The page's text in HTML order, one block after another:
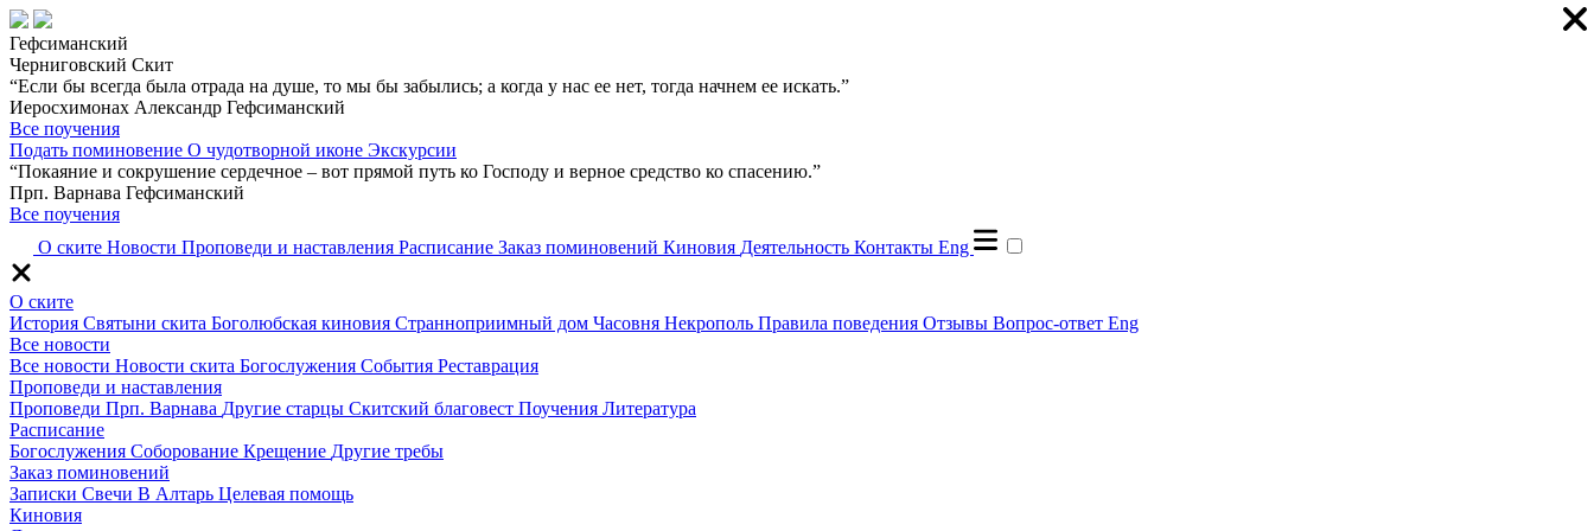
Гефсиманский
Черниговский Скит
“Если бы всегда была отрада на душе, то мы бы забылись; а когда у нас ее нет, тогда начнем ее искать.”
Иеросхимонах Александр Гефсиманский
Все поучения
Подать поминовение О чудотворной иконе Экскурсии
“Покаяние и сокрушение сердечное – вот прямой путь ко Господу и верное средство ко спасению.”
Прп. Варнава Гефсиманский
Все поучения
О ските Новости Проповеди и наставления Расписание Заказ поминовений Киновия Деятельность Контакты Eng
О ските
История Святыни скита Боголюбская киновия Странноприимный дом Часовня Некрополь Правила поведения Отзывы Вопрос-ответ Eng
Все новости
Все новости Новости скита Богослужения События Реставрация
Проповеди и наставления
Проповеди Прп. Варнава Другие старцы Скитский благовест Поучения Литература
Расписание
Богослужения Соборование Крещение Другие требы
Заказ поминовений
Записки Свечи В Алтарь Целевая помощь
Киновия